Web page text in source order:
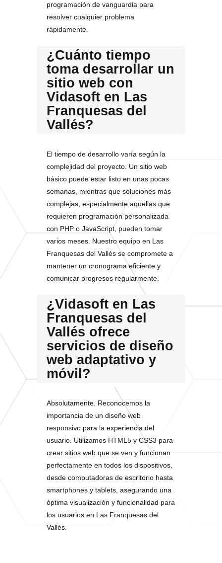
programación de vanguardia para
resolver cualquier problema
rápidamente.
¿Cuánto tiempo
toma desarrollar un
sitio web con
Vidasoft en Las
Franquesas del
Vallés?
El tiempo de desarrollo varía según la
complejidad del proyecto. Un sitio web
básico puede estar listo en unas pocas
semanas, mientras que soluciones más
complejas, especialmente aquellas que
requieren programación personalizada
con PHP o JavaScript, pueden tomar
varios meses. Nuestro equipo en Las
Franquesas del Vallés se compromete a
mantener un cronograma eficiente y
comunicar progresos regularmente.
¿Vidasoft en Las
Franquesas del
Vallés ofrece
servicios de diseño
web adaptativo y
móvil?
Absolutamente. Reconocemos la
importancia de un diseño web
responsivo para la experiencia del
usuario. Utilizamos HTML5 y CSS3 para
crear sitios web que se ven y funcionan
perfectamente en todos los dispositivos,
desde computadoras de escritorio hasta
smartphones y tablets, asegurando una
óptima visualización y funcionalidad para
los usuarios en Las Franquesas del
Vallés.